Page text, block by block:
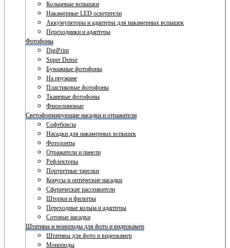
Кольцевые вспышки
Накамерные LED осветители
Аккумуляторы и адаптеры для накамерных вспышек
Переходники и адаптеры
Фотофоны
DigiPrint
Super Dense
Бумажные фотофоны
На пружине
Пластиковые фотофоны
Тканевые фотофоны
Флизелиновые
Светоформирующие насадки и отражатели
Софтбоксы
Насадки для накамерных вспышек
Фотозонты
Отражатели и панели
Рефлекторы
Портретные тарелки
Конусы и оптические насадки
Сферические рассеиватели
Шторки и фильтры
Переходные кольца и адаптеры
Сотовые насадки
Штативы и моноподы для фото и видеокамер
Штативы для фото и видеокамер
Моноподы